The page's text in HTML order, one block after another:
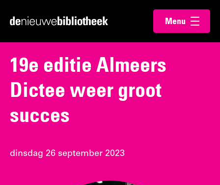
direct
content
direct
footer
Ga
homepagina
Menu
openen
19e editie Almeers
Dictee weer groot
succes
dinsdag 26 september 2023